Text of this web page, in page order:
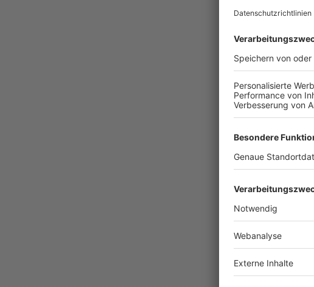
BFV-
Widget auf
Ganz